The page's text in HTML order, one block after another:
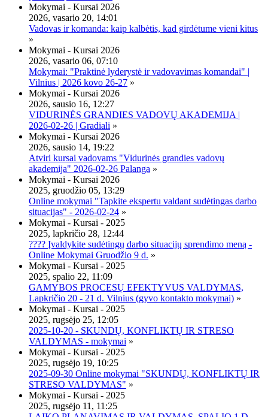
Mokymai - Kursai 2026
2026, vasario 20, 14:01
Vadovas ir komanda: kaip kalbėtis, kad girdėtume vieni kitus
»
Mokymai - Kursai 2026
2026, vasario 06, 07:10
Mokymai: "Praktinė lyderystė ir vadovavimas komandai" |
Vilnius | 2026 kovo 26-27 »
Mokymai - Kursai 2026
2026, sausio 16, 12:27
VIDURINĖS GRANDIES VADOVŲ AKADEMIJA |
2026-02-26 | Gradiali »
Mokymai - Kursai 2026
2026, sausio 14, 19:22
Atviri kursai vadovams "Vidurinės grandies vadovų
akademija" 2026-02-26 Palanga »
Mokymai - Kursai 2026
2025, gruodžio 05, 13:29
Online mokymai "Tapkite ekspertu valdant sudėtingas darbo
situacijas" - 2026-02-24 »
Mokymai - Kursai - 2025
2025, lapkričio 28, 12:44
???? Įvaldykite sudėtingų darbo situacijų sprendimo meną -
Online Mokymai Gruodžio 9 d. »
Mokymai - Kursai - 2025
2025, spalio 22, 11:09
GAMYBOS PROCESŲ EFEKTYVUS VALDYMAS,
Lapkričio 20 - 21 d. Vilnius (gyvo kontakto mokymai) »
Mokymai - Kursai - 2025
2025, rugsėjo 25, 12:05
2025-10-20 - SKUNDŲ, KONFLIKTŲ IR STRESO
VALDYMAS - mokymai »
Mokymai - Kursai - 2025
2025, rugsėjo 19, 10:25
2025-09-30 Online mokymai "SKUNDŲ, KONFLIKTŲ IR
STRESO VALDYMAS" »
Mokymai - Kursai - 2025
2025, rugsėjo 11, 11:25